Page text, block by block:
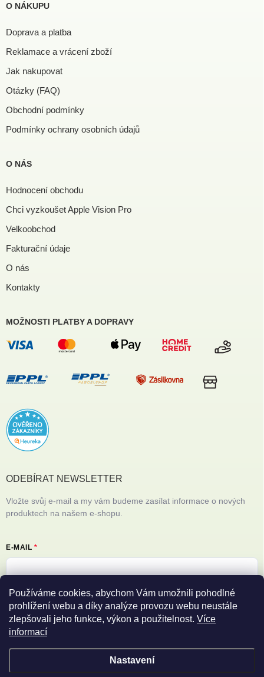
Používáme cookies, abychom Vám umožnili pohodlné
prohlížení webu a díky analýze provozu webu neustále
zlepšovali jeho funkce, výkon a použitelnost. Více
informací
Nastavení
O NÁKUPU
Doprava a platba
Reklamace a vrácení zboží
Jak nakupovat
Otázky (FAQ)
Obchodní podmínky
Podmínky ochrany osobních údajů
O NÁS
Hodnocení obchodu
Chci vyzkoušet Apple Vision Pro
Velkoobchod
Fakturační údaje
O nás
Kontakty
MOŽNOSTI PLATBY A DOPRAVY
ODEBÍRAT NEWSLETTER
Vložte svůj e-mail a my vám budeme zasílat informace o nových
produktech na našem e-shopu.
E-MAIL
Vložením e-mailu souhlasíte spodmínkami ochrany osobních údajů
Přihlásit se